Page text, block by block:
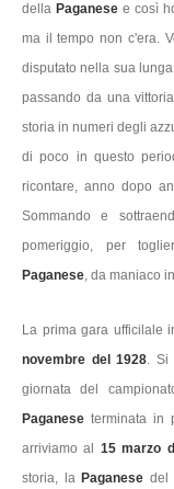
della Paganesee così
ma il tempo non c'era.
disputato nella sua
passando da una
storia in numeri degli
di poco in questo
ricontare, anno dopo
Sommando e
pomeriggio, per
Paganese, da maniaco
La prima gara ufficilale
novembre del 1928. Si
giornata del
Paganese terminata in
arriviamo al 15 marzo
storia, laPaganese del